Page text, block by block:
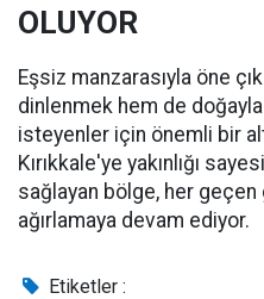
OLUYOR
Eşsiz manzarasıyla öne
dinlenmek hem de
isteyenler için önemli bir
Kırıkkale'ye yakınlığı
sağlayan bölge, her
ağırlamaya devam ediyor.
Etiketler :